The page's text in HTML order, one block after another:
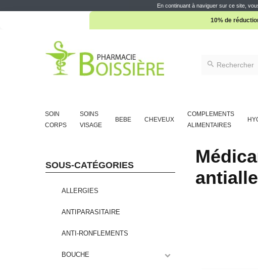
En continuant à naviguer sur ce site,
10% de
SOIN
CORPS
SOINS
VISAGE
BEBE CHEVEUX
COMPLEMENTS
ALIMENTAIRES
SOUS-CATÉGORIES
ALLERGIES
ANTIPARASITAIRE
ANTI-RONFLEMENTS
BOUCHE